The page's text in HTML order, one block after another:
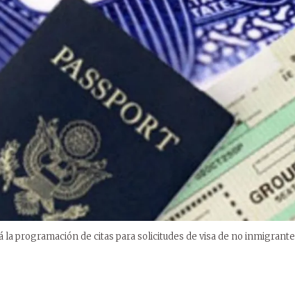
la programación de citas para solicitudes de visa de no inmigrante